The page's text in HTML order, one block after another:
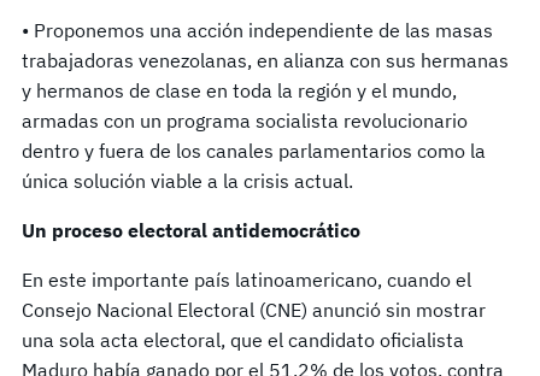
• Proponemos una acción independiente de las masas
trabajadoras venezolanas, en alianza con sus hermanas
y hermanos de clase en toda la región y el mundo,
armadas con un programa socialista revolucionario
dentro y fuera de los canales parlamentarios como la
única solución viable a la crisis actual.
Un proceso electoral antidemocrático
En este importante país latinoamericano, cuando el
Consejo Nacional Electoral (CNE) anunció sin mostrar
una sola acta electoral, que el candidato oficialista
Maduro había ganado por el 51,2% de los votos, contra